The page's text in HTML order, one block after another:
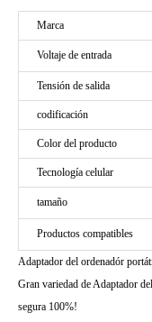
Marca
Voltaje de entrada
Tensión de salida
codificación
Color del producto
Tecnología celular
tamaño
Productos compatibles
Adaptador del ordenadór
Gran variedad de Adaptador
segura 100%!